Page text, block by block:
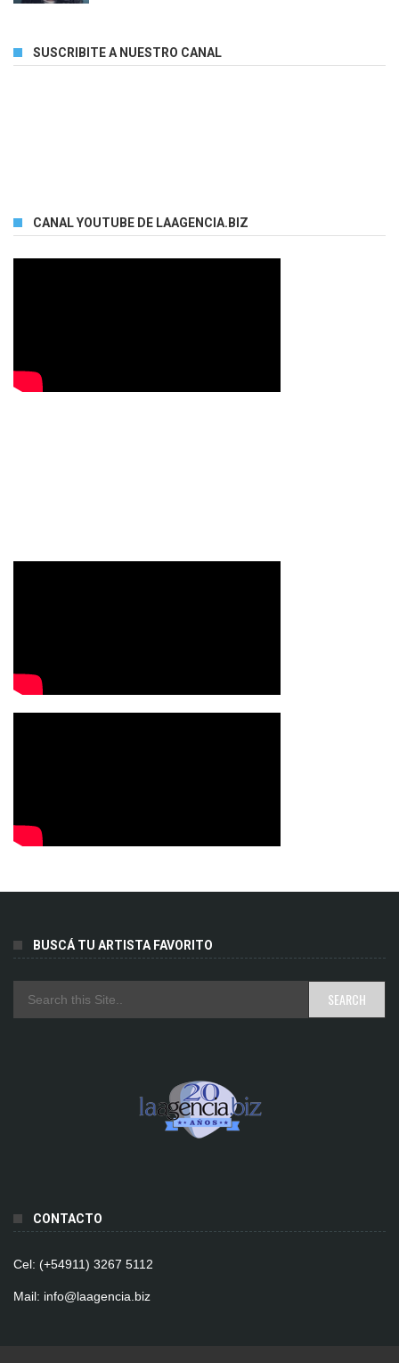
SUSCRIBITE A NUESTRO CANAL
CANAL YOUTUBE DE LAAGENCIA.BIZ
BUSCÁ TU ARTISTA FAVORITO
CONTACTO
Cel: (+54911) 3267 5112
Mail: info@laagencia.biz